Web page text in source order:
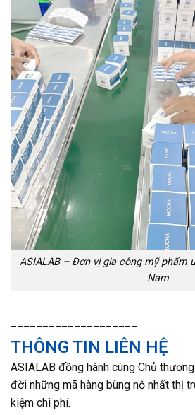
ASIALAB – Đơn vị gia công mỹ phẩm
Nam
THÔNG TIN LIÊN HỆ
ASIALAB đồng hành cùng Chủ
đời những mã hàng bùng nỗ nhất thị
kiệm chi phí.